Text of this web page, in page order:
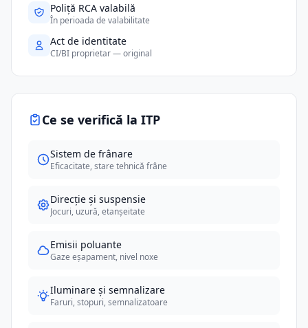
Poliță RCA valabilă
În perioada de valabilitate
Act de identitate
CI/BI proprietar — original
Ce se verifică la ITP
Sistem de frânare
Eficacitate, stare tehnică frâne
Direcție și suspensie
Jocuri, uzură, etanșeitate
Emisii poluante
Gaze eșapament, nivel noxe
Iluminare și semnalizare
Faruri, stopuri, semnalizatoare